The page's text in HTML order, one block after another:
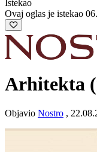
Istekao
Ovaj oglas je istekao
Arhitekta
Objavio Nostro ,